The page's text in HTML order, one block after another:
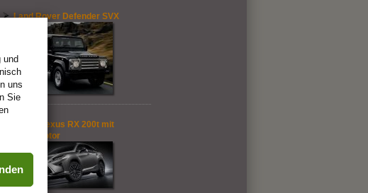
Land Rover Defender SVX
Neuer Lexus RX 200t mit
Turbomotor
und
uns
Sie